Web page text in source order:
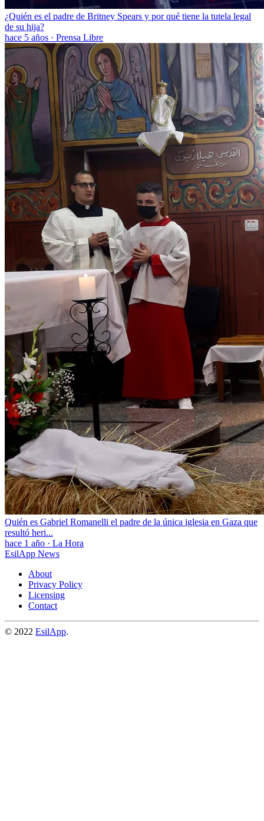
¿Quién es el padre de Britney Spears y por qué tiene la tutela legal
de su hija?
hace 5 años · Prensa Libre
Quién es Gabriel Romanelli el padre de la única iglesia en Gaza que
resultó heri...
hace 1 año · La Hora
EsilApp News
About
Privacy Policy
Licensing
Contact
© 2022 EsilApp.